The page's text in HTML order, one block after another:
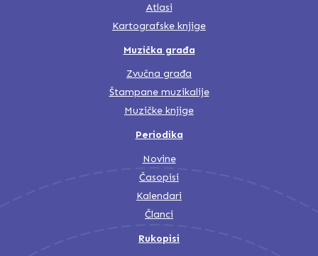
Atlasi
Kartografske knjige
Muzička građa
Zvučna građa
Štampane muzikalije
Muzičke knjige
Periodika
Novine
Časopisi
Kalendari
Članci
Rukopisi